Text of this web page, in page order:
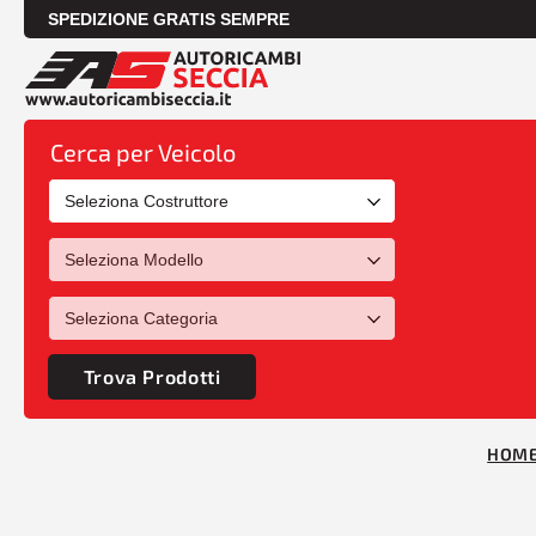
SPEDIZIONE GRATIS SEMPRE
Cerca per Veicolo
Trova Prodotti